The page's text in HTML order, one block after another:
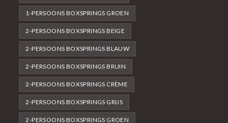
1-PERSOONS BOXSPRINGS GROEN
2-PERSOONS BOXSPRINGS BEIGE
2-PERSOONS BOXSPRINGS BLAUW
2-PERSOONS BOXSPRINGS BRUIN
2-PERSOONS BOXSPRINGS CRÈME
2-PERSOONS BOXSPRINGS GRIJS
2-PERSOONS BOXSPRINGS GROEN